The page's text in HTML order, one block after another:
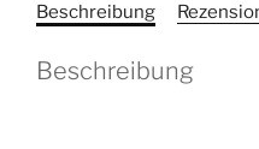
Ostfriesland
Menge
Beschreibung
Beschreibung